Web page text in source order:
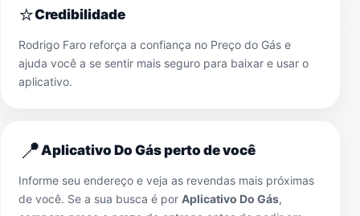
⭐Credibilidade
Rodrigo Faro reforça a confiança no Preço do Gás e
ajuda você a se sentir mais seguro para baixar e usar o
aplicativo.
📍Aplicativo Do Gás perto de você
Informe seu endereço e veja as revendas mais próximas
de você. Se a sua busca é por Aplicativo Do Gás,